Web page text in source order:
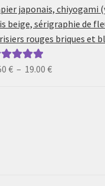
prix :
6.50 €
à
japonais, chiyogami
beige, sérigraphie de
rouges briques et
5.00sur
€ – 19.00€Plage